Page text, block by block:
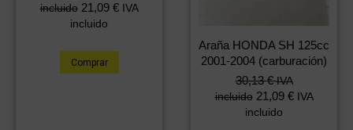
incluido 21,09 € IVA
incluido
Comprar
Araña HONDA SH 125cc
2001-2004 (carburación)
30,13€ IVA
incluido 21,09 € IVA
incluido